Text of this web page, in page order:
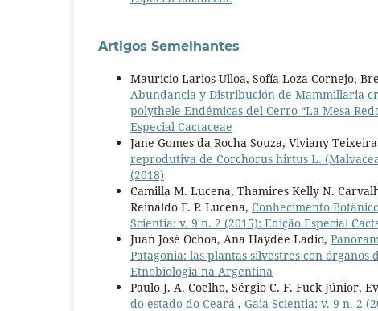
Artigos Semelhantes
Mauricio Larios-Ulloa, Sofía Loza-Cornejo,
Abundancia y Distribución de Mammillaria
polythele Endémicas del Cerro “La Mesa
Especial Cactaceae
Jane Gomes da Rocha Souza, Viviany
reprodutiva de Corchorus hirtus L.
(2018)
Camilla M. Lucena, Thamires Kelly N.
Reinaldo F. P. Lucena, Conhecimento
Scientia: v. 9 n. 2 (2015): Edição Especial
Juan José Ochoa, Ana Haydee Ladio,
Patagonia: las plantas silvestres con
Etnobiologia na Argentina
Paulo J. A. Coelho, Sérgio C. F. Fuck Júnior,
do estado do Ceará , Gaia Scientia: v. 9 n. 2